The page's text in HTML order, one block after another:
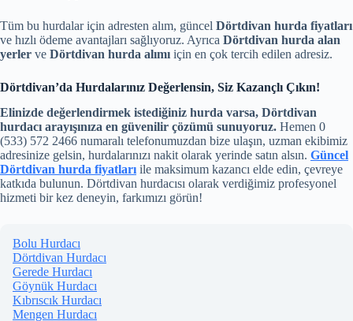
Tüm bu hurdalar için adresten alım, güncel Dörtdivan hurda fiyatları
ve hızlı ödeme avantajları sağlıyoruz. Ayrıca Dörtdivan hurda alan
yerler ve Dörtdivan hurda alımı için en çok tercih edilen adresiz.
Dörtdivan’da Hurdalarınız Değerlensin, Siz Kazançlı Çıkın!
Elinizde değerlendirmek istediğiniz hurda varsa, Dörtdivan
hurdacı arayışınıza en güvenilir çözümü sunuyoruz. Hemen 0
(533) 572 2466 numaralı telefonumuzdan bize ulaşın, uzman ekibimiz
adresinize gelsin, hurdalarınızı nakit olarak yerinde satın alsın. Güncel
Dörtdivan hurda fiyatları ile maksimum kazancı elde edin, çevreye
katkıda bulunun. Dörtdivan hurdacısı olarak verdiğimiz profesyonel
hizmeti bir kez deneyin, farkımızı görün!
Bolu Hurdacı
Dörtdivan Hurdacı
Gerede Hurdacı
Göynük Hurdacı
Kıbrıscık Hurdacı
Mengen Hurdacı